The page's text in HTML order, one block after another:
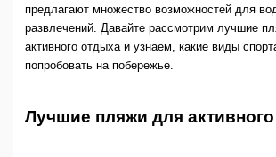
предлагают множество возможностей для
развлечений. Давайте рассмотрим лучшие
активного отдыха и узнаем, какие виды
попробовать на побережье.
Лучшие пляжи для